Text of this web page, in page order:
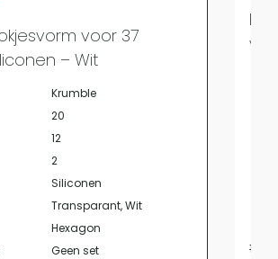
voor 37
– Wit
Krumble
20
12
2
Siliconen
Transparant, Wit
Hexagon
Geen set 12,95